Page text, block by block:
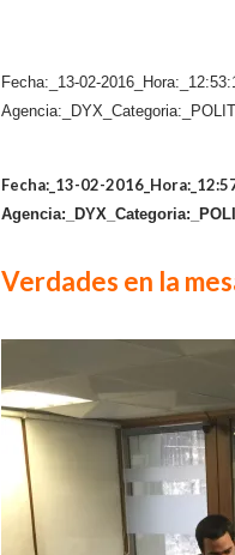
Fecha:_13-02-
Fecha:_13-02-
Verdades en la